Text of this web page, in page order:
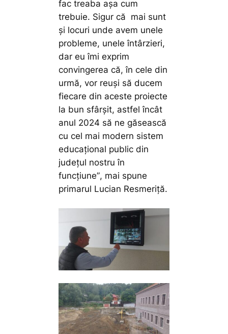
fac treaba așa cum
trebuie. Sigur că mai sunt
și locuri unde avem unele
probleme, unele întârzieri,
dar eu îmi exprim
convingerea că, în cele din
urmă, vor reuși să ducem
fiecare din aceste proiecte
la bun sfârșit, astfel încât
anul 2024 să ne găsească
cu cel mai modern sistem
educațional public din
județul nostru în
funcțiune”, mai spune
primarul Lucian Resmeriță.